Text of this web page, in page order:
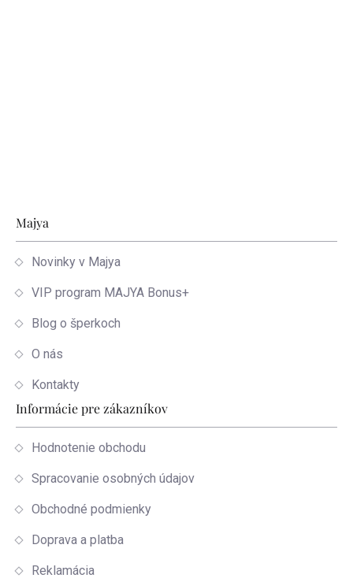
Zápätie
Majya
Novinky v Majya
VIP program MAJYA Bonus+
Blog o šperkoch
O nás
Kontakty
Informácie pre zákazníkov
Hodnotenie obchodu
Spracovanie osobných údajov
Obchodné podmienky
Doprava a platba
Reklamácia